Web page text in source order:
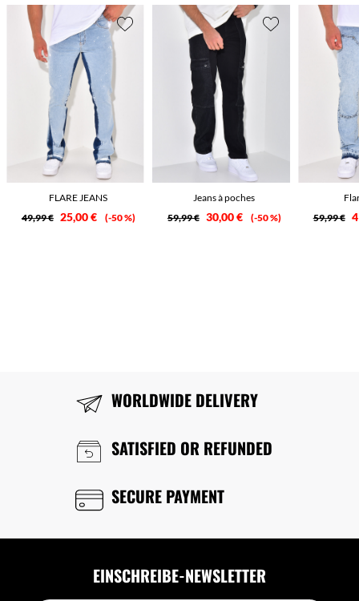
FLARE JEANS
49,99 € 25,00 € -50 %
Jeans à poches
59,99 € 30,00 € -50 %
59,99 €
WORLDWIDE DELIVERY
SATISFIED OR REFUNDED
SECURE PAYMENT
EINSCHREIBE-NEWSLETTER